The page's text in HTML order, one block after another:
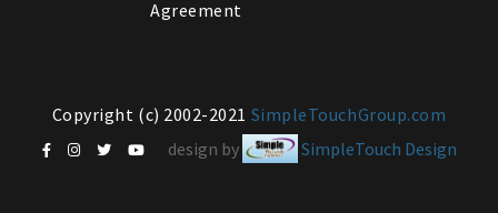
Agreement
Copyright (c) 2002-2021 SimpleTouchGroup.com
design by
SimpleTouch Design